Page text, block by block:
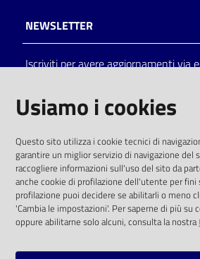
Catalogo
on line
Eventi
Chiedi al
bibliotecario
NEWSLETTER
Iscriviti per avere aggiornamenti via
solo alle condizioni previste dalla
comunitaria 2003/98/CE e dal
SOCIAL
Instagram
Usiamo i cookies
Questo sito utilizza i cookie tecnici di
garantire un miglior servizio di navigazione del
raccogliere informazioni sull'uso del sito da
anche cookie di profilazione dell'utente per
profilazione puoi decidere se abilitarli o meno
'Cambia le impostazioni'. Per saperne di più su
oppure abilitarne solo alcuni, consulta la nostra